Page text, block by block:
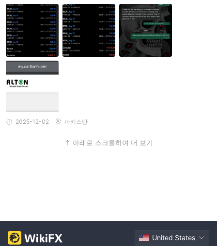
2025-12-02 파키스탄
아래로 스크롤하여 더 보기
United States